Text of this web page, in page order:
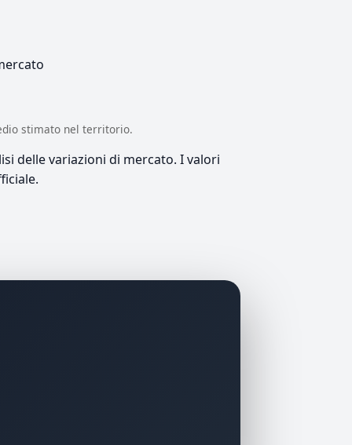
stimato nel territorio.
delle variazioni di mercato. I valori